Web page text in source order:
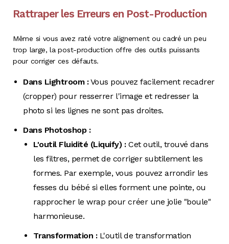
Rattraper les Erreurs en Post-Production
Même si vous avez raté votre alignement ou cadré un peu
trop large, la post-production offre des outils puissants
pour corriger ces défauts.
Dans Lightroom :Vous pouvez facilement recadrer
(cropper) pour resserrer l'image et redresser la
photo si les lignes ne sont pas droites.
Dans Photoshop :
L'outil Fluidité (Liquify) :Cet outil, trouvé dans
les filtres, permet de corriger subtilement les
formes. Par exemple, vous pouvez arrondir les
fesses du bébé si elles forment une pointe, ou
rapprocher le wrap pour créer une jolie "boule"
harmonieuse.
Transformation :L'outil de transformation